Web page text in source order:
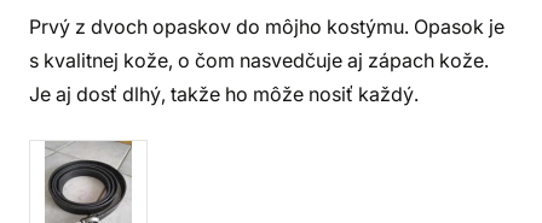
Prvý z dvoch opaskov do môjho kostýmu. Opasok je
s kvalitnej kože, o čom nasvedčuje aj zápach kože.
Je aj dosť dlhý, takže ho môže nosiť každý.